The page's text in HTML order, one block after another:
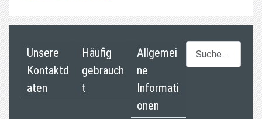
Unsere
Kontaktd
aten
Häufig
gebrauch
t
Allgemei
ne
Informati
onen
Suchen